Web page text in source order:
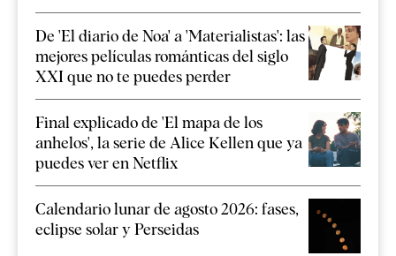
De 'El diario de Noa' a 'Materialistas': las
mejores películas románticas del siglo
XXI que no te puedes perder
Final explicado de 'El mapa de los
anhelos', la serie de Alice Kellen que ya
puedes ver en Netflix
Calendario lunar de agosto 2026: fases,
eclipse solar y Perseidas